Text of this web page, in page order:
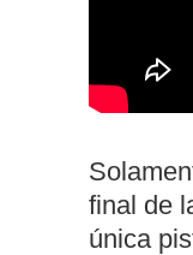
final de
única